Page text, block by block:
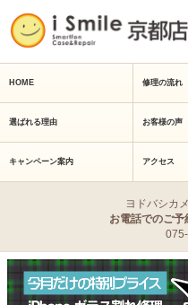
HOME 修理の流れ
選ばれる理由 お客様の声
キャンペーン案内 アクセス
ヨドバシカ
お電話でのご